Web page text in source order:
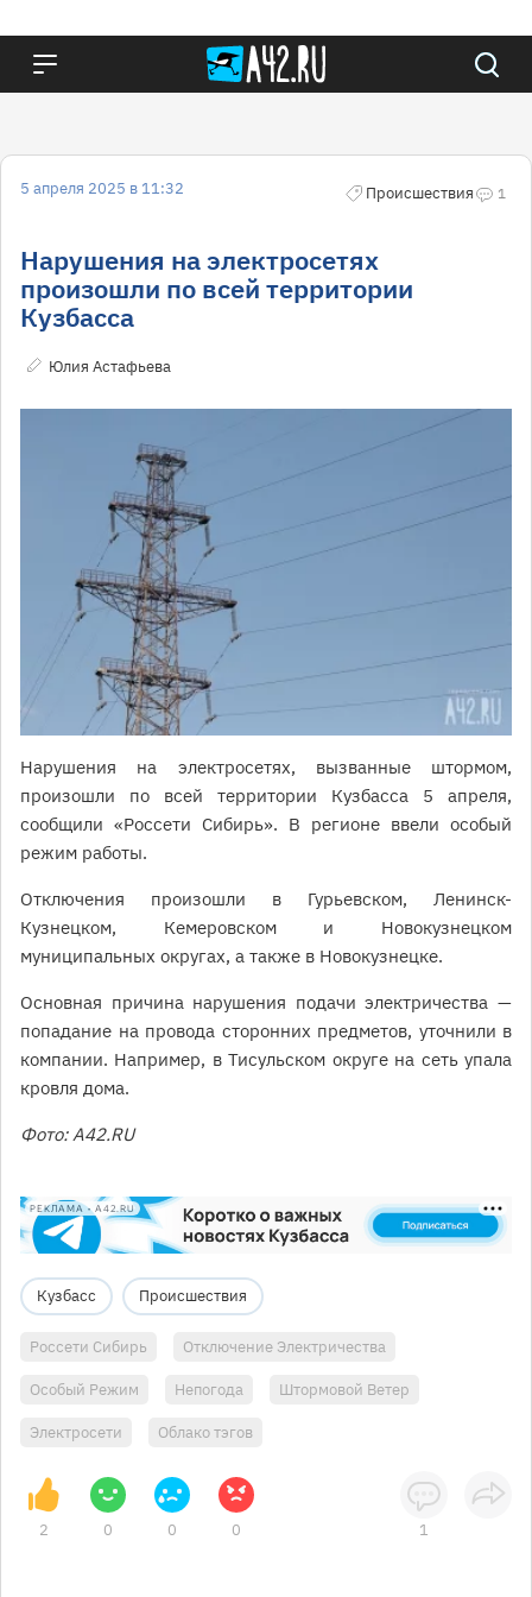
5 апреля 2025 в 11:32 Происшествия 1
Нарушения на электросетях
произошли по всей территории
Кузбасса
Юлия Астафьева
Нарушения на электросетях, вызванные штормом,
произошли по всей территории Кузбасса 5 апреля,
сообщили «Россети Сибирь». В регионе ввели особый
режим работы.
Отключения произошли в Гурьевском, Ленинск-
Кузнецком, Кемеровском и Новокузнецком
муниципальных округах, а также в Новокузнецке.
Основная причина нарушения подачи электричества —
попадание на провода сторонних предметов, уточнили в
компании. Например, в Тисульском округе на сеть упала
кровля дома.
Фото: A42.RU
РЕКЛАМА • A42.RU
Кузбасс Происшествия
Россети Сибирь Отключение Электричества
Особый Режим Непогода Штормовой Ветер
Электросети Облако тэгов
2 0 0 0 1